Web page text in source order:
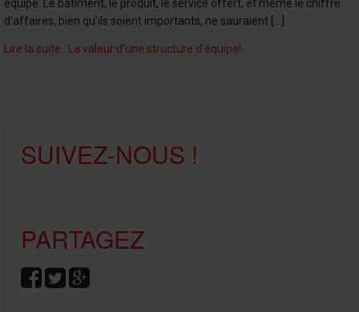
équipe. Le bâtiment, le produit, le service offert, et même le chiffre
d’affaires, bien qu’ils soient importants, ne sauraient […]
Lire la suite : La valeur d’une structure d’équipe!
SUIVEZ-NOUS !
PARTAGEZ